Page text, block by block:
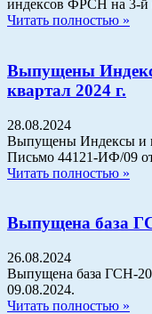
индексов ФРСН на 3-й
Читать полностью »
Выпущены
квартал 2024 г.
28.08.2024
Выпущены Индексы и
Письмо 44121-ИФ/09
Читать полностью »
Выпущена база
26.08.2024
Выпущена база ГСН-
09.08.2024.
Читать полностью »